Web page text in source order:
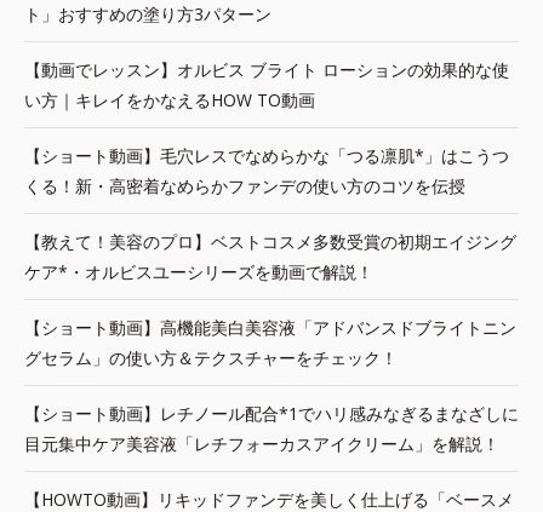
ト」おすすめの塗り方3パターン
【動画でレッスン】オルビス ブライト ローションの効果的な使
い方｜キレイをかなえるHOW TO動画
【ショート動画】毛穴レスでなめらかな「つる凛肌*」はこうつ
くる！新・高密着なめらかファンデの使い方のコツを伝授
【教えて！美容のプロ】ベストコスメ多数受賞の初期エイジング
ケア*・オルビスユーシリーズを動画で解説！
【ショート動画】高機能美白美容液「アドバンスドブライトニン
グセラム」の使い方＆テクスチャーをチェック！
【ショート動画】レチノール配合*1でハリ感みなぎるまなざしに
目元集中ケア美容液「レチフォーカスアイクリーム」を解説！
【HOWTO動画】リキッドファンデを美しく仕上げる「ベースメ